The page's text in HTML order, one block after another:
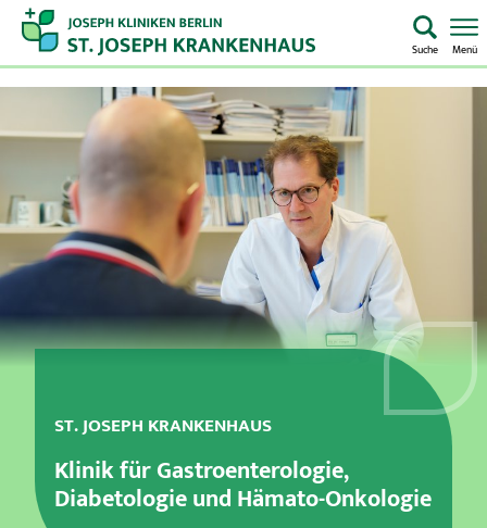
Suche Menü
Notaufnahme
Kliniken & Zentren
Aufenthalt & Besuch
Karriere
ST. JOSEPH KRANKENHAUS
Klinik für Gastroenterologie,
Diabetologie und Hämato-Onkologie